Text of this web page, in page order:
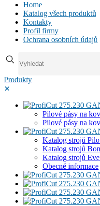
Home
Katalog všech produktů
Kontakty
Profil firmy
Ochrana osobních údajů
Produkty
✕
Pilové pásy na
Pilové pásy na
Katalog strojů
Katalog strojů
Katalog strojů
Obecné informace